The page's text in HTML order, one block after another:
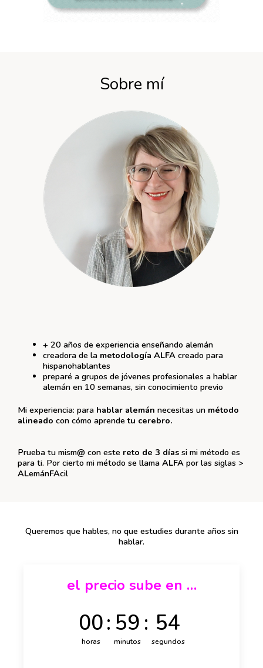
Sobre mí
+ 20 años de experiencia enseñando alemán
creadora de la metodología ALFAcreado para
hispanohablantes
preparé a grupos de jóvenes profesionales a hablar
alemán en 10 semanas, sin conocimiento previo
Mi experiencia: para hablar alemán necesitas un método
alineado con cómo aprende tu cerebro.
Prueba tu mism@ con este reto de 3 días si mi método es
para ti. Por cierto mi método se llama ALFA por las siglas >
ALemánFAcil
Queremos que hables, no que estudies durante años sin
hablar.
el precio sube en …
00
horas
: 59
minutos
: 53
segundos